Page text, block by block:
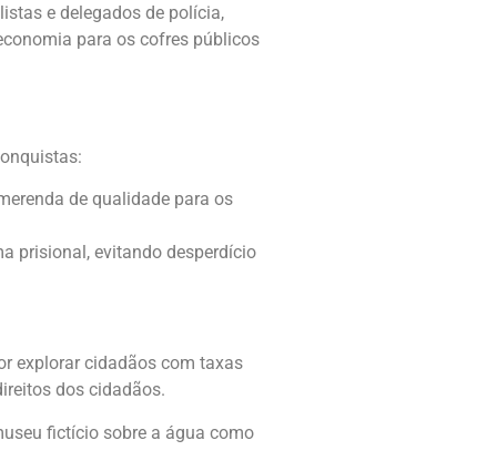
e delegados de polícia,
para os cofres públicos
de qualidade para os
prisional, evitando desperdício
explorar cidadãos com taxas
dos cidadãos.
fictício sobre a água como